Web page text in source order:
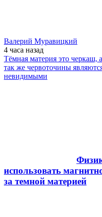
Валерий Муравицкий
4 часа назад
Тёмная материя это черкаш,
так же червоточины
невидимыми
использовать
за темной материей